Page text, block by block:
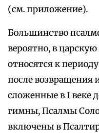
(см. приложение).
Большинство
вероятно, в
относятся к
после возвращения
сложенные в I веке
гимны, Псалмы
включены в